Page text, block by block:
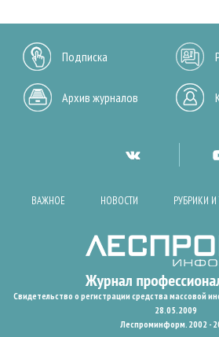
Подписка
Архив журналов
ВАЖНОЕ НОВОСТИ РУБРИКИ
Свидетельство о регистрации средства массовой
28.05.2009
Леспроминформ. 2002 -